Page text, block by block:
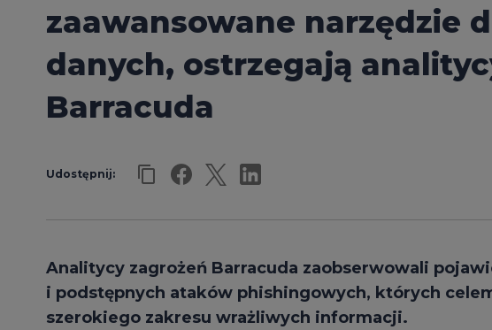
zaawansowane narzędzie
danych, ostrzegają
Barracuda
Udostępnij:
Analitycy zagrożeń Barracuda zaobserwowali
i podstępnych ataków phishingowych, których
szerokiego zakresu wrażliwych informacji.